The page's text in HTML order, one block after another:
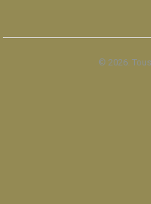
© 2026.